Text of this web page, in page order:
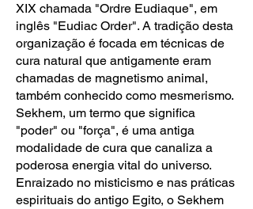
XIX chamada "Ordre Eudiaque", em
inglês "Eudiac Order". A tradição desta
organização é focada em técnicas de
cura natural que antigamente eram
chamadas de magnetismo animal,
também conhecido como mesmerismo.
Sekhem, um termo que significa
"poder" ou "força", é uma antiga
modalidade de cura que canaliza a
poderosa energia vital do universo.
Enraizado no misticismo e nas práticas
espirituais do antigo Egito, o Sekhem